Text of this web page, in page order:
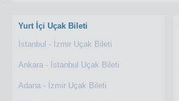
Yurt İçi Uçak Bileti
İstanbul - İzmir Uçak Bileti
Ankara - İstanbul Uçak Bileti
Adana - İzmir Uçak Bileti